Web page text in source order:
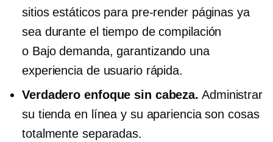
sitios estáticos para pre-renderpáginas ya
sea durante el tiempo de compilación
o Bajo demanda, garantizando una
experiencia de usuario rápida.
Verdadero enfoque sin cabeza. Administrar
su tienda en línea y su apariencia son cosas
totalmente separadas.